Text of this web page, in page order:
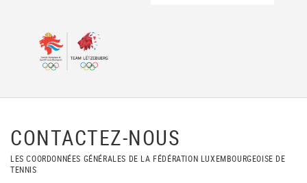
CONTACTEZ-NOUS
LES COORDONNÉES GÉNÉRALES DE LA FÉDÉRATION LUXEMBOURGEOISE DE
TENNIS